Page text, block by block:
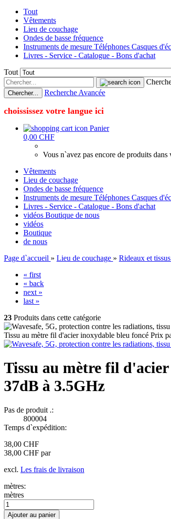
Tout
Vêtements
Lieu de couchage
Ondes de basse fréquence
Instruments de mesure Téléphones Casques
Livres - Service - Catalogue - Bons d'achat
Tout
Chercher... Recherche Avancée
choississez votre langue ici
Panier
0,00 CHF
Vous n`avez pas encore de produits dans
Vêtements
Lieu de couchage
Ondes de basse fréquence
Instruments de mesure Téléphones Casques
Livres - Service - Catalogue - Bons d'achat
vidéos Boutique de nous
vidéos
Boutique
de nous
Page d`accueil » Lieu de couchage » Rideaux et
« first
« back
next »
last »
23 Produits dans cette catégorie
Tissu au mètre fil d'acier inoxydable bleu foncé Prix
Tissu au mètre fil
37dB à 3.5GHz
Pas de produit .:
800004
Temps d`expédition:
38,00 CHF
38,00 CHF par
excl. Les frais de livraison
mètres:
mètres